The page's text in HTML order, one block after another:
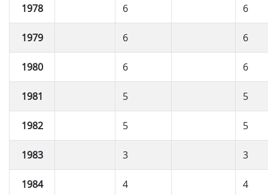
1978 6 6
1979 6 6
1980 6 6
1981 5 5
1982 5 5
1983 3 3
1984 4 4